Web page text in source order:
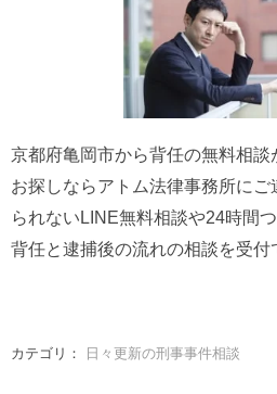
京都府亀岡市から背任の無料相
お探しならアトム法律事務所に
られないLINE無料相談や24時間
背任と逮捕後の流れの相談を受付
カテゴリ： 日々更新の刑事事件相談